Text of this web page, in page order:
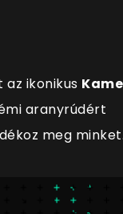
ikonikus Kame
aranyrúdért
meg